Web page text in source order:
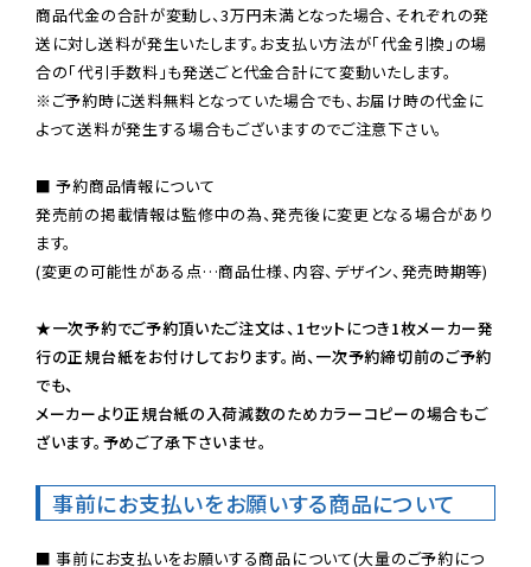
商品代金の合計が変動し、3万円未満となった場合、それぞれの発
送に対し送料が発生いたします。お支払い方法が「代金引換」の場
※ご予約時に送料無料となっていた場合でも、お届け時の代金に
よって送料が発生する場合もございますのでご注意下さい。
■ 予約商品情報について
発売前の掲載情報は監修中の為、発売後に変更となる場合があり
ます。
(変更の可能性がある点…商品仕様、内容、デザイン、発売時期等)
★一次予約でご予約頂いたご注文は、1セットにつき1枚メーカー発
行の正規台紙をお付けしております。尚、一次予約締切前のご予約
でも、
メーカーより正規台紙の入荷減数のためカラーコピーの場合もご
ざいます。予めご了承下さいませ。
事前にお支払いをお願いする商品について
■ 事前にお支払いをお願いする商品について(大量のご予約につ